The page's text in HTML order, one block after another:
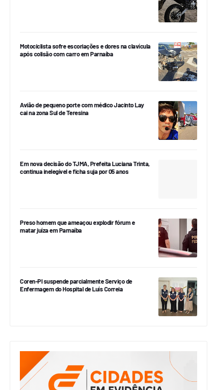
Motociclista sofre escoriações e dores na clavícula
após colisão com carro em Parnaíba
Avião de pequeno porte com médico Jacinto Lay
cai na zona Sul de Teresina
Em nova decisão do TJMA, Prefeita Luciana Trinta,
continua inelegível e ficha suja por 05 anos
Preso homem que ameaçou explodir fórum e
matar juíza em Parnaíba
Coren-PI suspende parcialmente Serviço de
Enfermagem do Hospital de Luís Correia